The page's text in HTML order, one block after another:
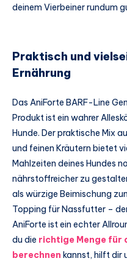
deinem Vierbeiner rundum
Praktisch und
Ernährung
Das AniForte BARF-Line
Produkt ist ein wahrer
Hunde. Der praktische Mix
und feinen Kräutern bietet
Mahlzeiten deines Hundes
nährstoffreicher zu
als würzige Beimischung
Topping für Nassfutter –
AniForte ist ein echter
du die richtige Menge für
berechnen kannst, hilft dir